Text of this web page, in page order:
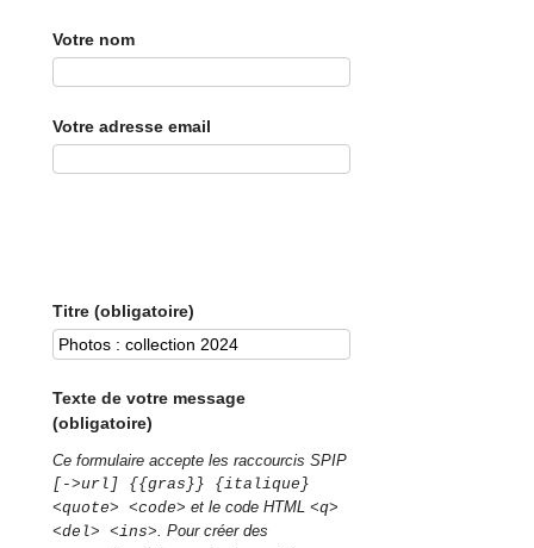
Votre nom
Votre adresse email
Titre (obligatoire)
Texte de votre message
(obligatoire)
Ce formulaire accepte les raccourcis SPIP
[->url] {{gras}} {italique}
<quote> <code> et le code HTML<q>
<del> <ins> . Pour créer des